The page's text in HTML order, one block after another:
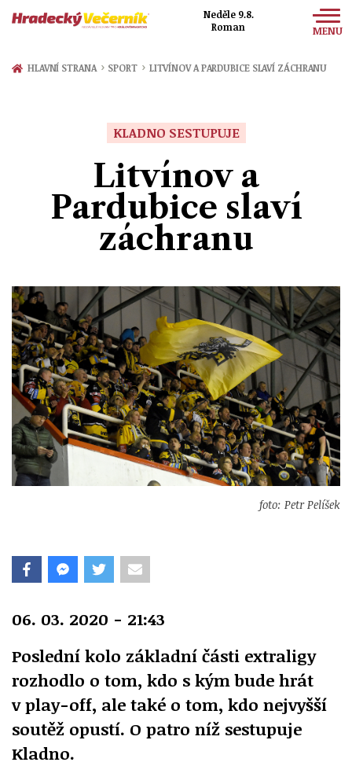
Neděle 9.8.
Roman
MENU
Zprávy
Společnost
HLAVNÍ STRANA › SPORT › LITVÍNOV A PARDUBICE SLAVÍ ZÁCHRANU
KLADNO SESTUPUJE
Litvínov a
Pardubice slaví
záchranu
foto: Petr Pelíšek
06. 03. 2020 - 21:43
Poslední kolo základní části extraligy
rozhodlo o tom, kdo s kým bude hrát
v play-off, ale také o tom, kdo nejvyšší
soutěž opustí. O patro níž sestupuje
Kladno.